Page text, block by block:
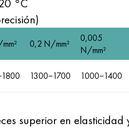
°C
0,2 N/mm²
0,005
N/mm²
1300−1700 1000−1400
superior en elasticidad